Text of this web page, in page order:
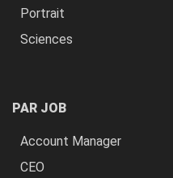
Portrait
Sciences
PAR JOB
Account Manager
CEO